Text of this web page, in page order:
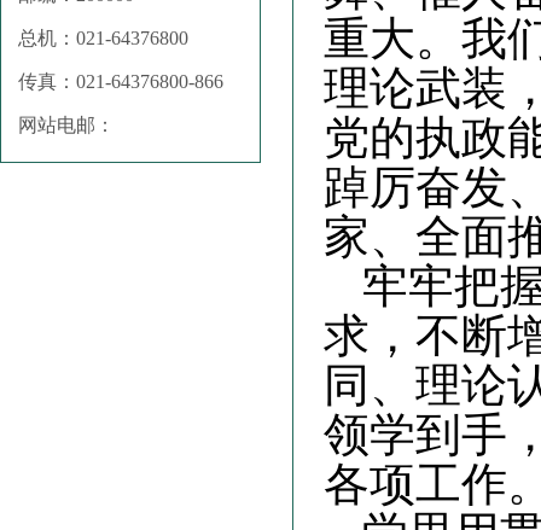
总机：021-64376800
传真：021-64376800-866
网站电邮：
重大。我
理论武装
党的执政
踔厉奋发
家、全面
牢牢把
求 ，不断
同、理论
领学到手
各项工作